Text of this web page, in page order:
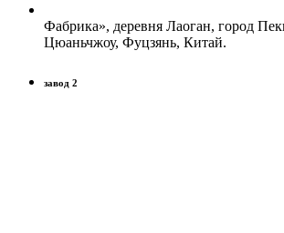
Фабрика», деревня Лаоган, город
Цюаньчжоу, Фуцзянь, Китай.
завод 2